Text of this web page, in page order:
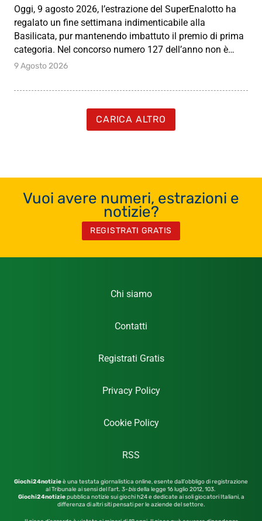
Oggi, 9 agosto 2026, l’estrazione del SuperEnalotto ha
regalato un fine settimana indimenticabile alla
Basilicata, pur mantenendo imbattuto il premio di prima
categoria. Nel concorso numero 127 dell’anno non è…
9 Agosto 2026
CARICA ALTRO
Vuoi avere numeri, estrazioni e
notizie?
REGISTRATI GRATIS
Chi siamo
Contatti
Registrati Gratis
Privacy Policy
Cookie Policy
RSS
Giochi24notizieè una testata giornalistica online, esente dall’obbligo di registrazione
al Tribunale ai sensi del l’art. 3-bisdella legge 16 luglio 2012,103.
Giochi24notiziepubblica notizie sui giochi h24 e dedicate ai soli giocatori Italiani, a
differenza di altri siti pensati per le aziende del settore.